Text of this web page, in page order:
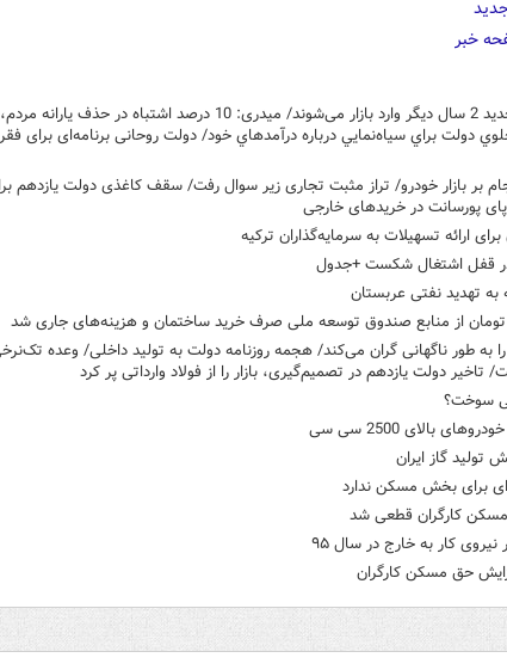
خودروهای جدید 2 سال دیگر وارد بازار می‌شوند/ میدری: 10 درصد اشتباه در حذف
دولت براي سياه‌نمايي درباره درآمدهاي خود/ دولت روحانی برنامه‌ای برای
بر بازار خودرو/ تراز مثبت تجاری زیر سوال رفت/ سقف کاغذی دولت یازدهم
پورسانت در خریدهای خارجی
برای ارائه تسهیلات به سرمایه‌گذاران ترکیه
قفل اشتغال شکست +جدول
به تهدید نفتی عربستان
به طور ناگهانی گران می‌کند/ هجمه روزنامه دولت به تولید داخلی/ وعده
تاخیر دولت یازدهم در تصمیم‌گیری، بازار را از فولاد وارداتی پر کرد
سوخت؟
بالای 2500 سی سی
تولید گاز ایران
برای بخش مسکن ندارد
کارگران قطعی شد
حق مسکن کارگران